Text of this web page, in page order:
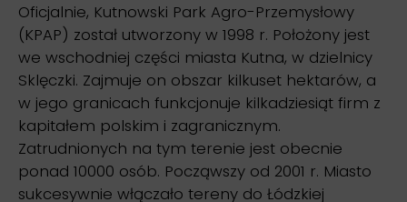
Oficjalnie, Kutnowski Park Agro-Przemysłowy
(KPAP) został utworzony w 1998 r. Położony jest
we wschodniej części miasta Kutna, w dzielnicy
Sklęczki. Zajmuje on obszar kilkuset hektarów, a
w jego granicach funkcjonuje kilkadziesiąt firm z
kapitałem polskim i zagranicznym.
Zatrudnionych na tym terenie jest obecnie
ponad 10000 osób. Począwszy od 2001 r. Miasto
sukcesywnie włączało tereny do Łódzkiej